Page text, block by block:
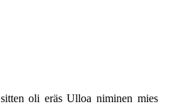
oli eräs Ulloa niminen mies